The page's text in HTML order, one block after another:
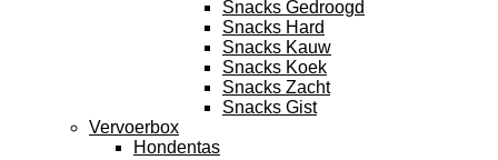
Snacks Gedroogd
Snacks Hard
Snacks Kauw
Snacks Koek
Snacks Zacht
Snacks Gist
Vervoerbox
Hondentas